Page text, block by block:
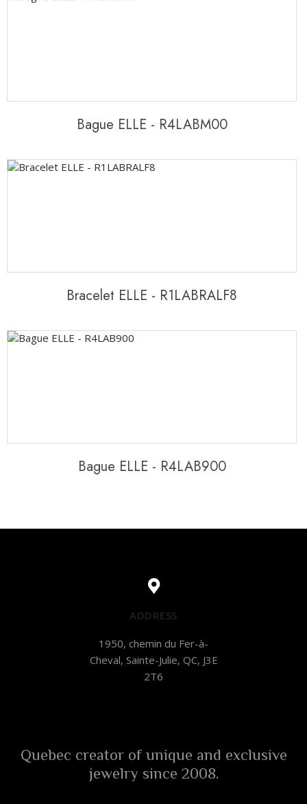
Bague ELLE - R4LABM00
Bracelet ELLE - R1LABRALF8
Bague ELLE - R4LAB900
ADDRESS
1950, chemin du Fer-à-
Cheval, Sainte-Julie, QC, J3E
2T6
Quebec creator of unique and exclusive
jewelry since 2008.